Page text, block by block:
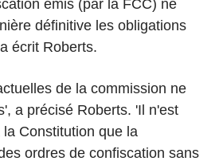
émis (par la FCC) ne
définitive les obligations
écrit Roberts.
de la commission ne
a précisé Roberts. 'Il n'est
Constitution que la
ordres de confiscation sans